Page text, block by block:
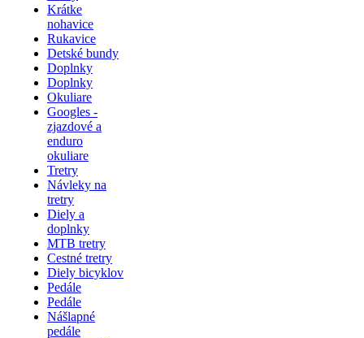
Krátke
nohavice
Rukavice
Detské bundy
Doplnky
Doplnky
Okuliare
Googles -
zjazdové a
enduro
okuliare
Tretry
Návleky na
tretry
Diely a
doplnky
MTB tretry
Cestné tretry
Diely bicyklov
Pedále
Pedále
Nášlapné
pedále